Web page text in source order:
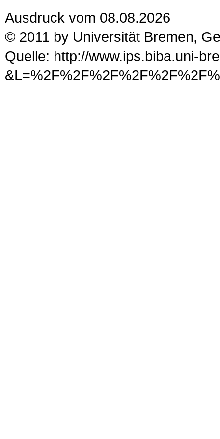
Ausdruck vom 08.08.2026
© 2011 by Universität Bremen,
Quelle: http://www.ips.biba.uni-